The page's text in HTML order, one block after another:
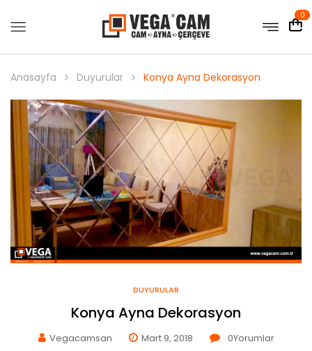
0
Anasayfa Duyurular Konya Ayna Dekorasyon
DUYURULAR
Konya Ayna Dekorasyon
Vegacamsan Mart 9, 2018 0Yorumlar